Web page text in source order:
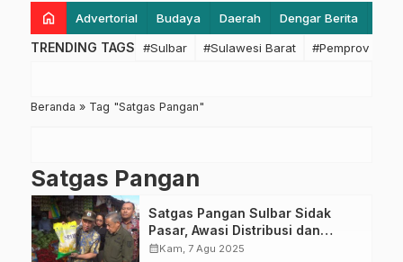
home Advertorial Budaya Daerah Dengar Berita
TRENDING TAGS #Sulbar #Sulawesi Barat #Pemprov
Beranda » Tag "Satgas Pangan"
Satgas Pangan
Satgas Pangan Sulbar Sidak
Pasar, Awasi Distribusi dan
Kualitas Beras
calendar_monthKam, 7 Agu 2025